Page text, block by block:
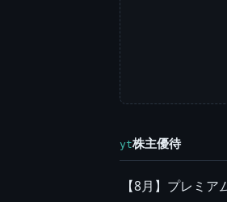
yt株主優待
【8月】プレミ